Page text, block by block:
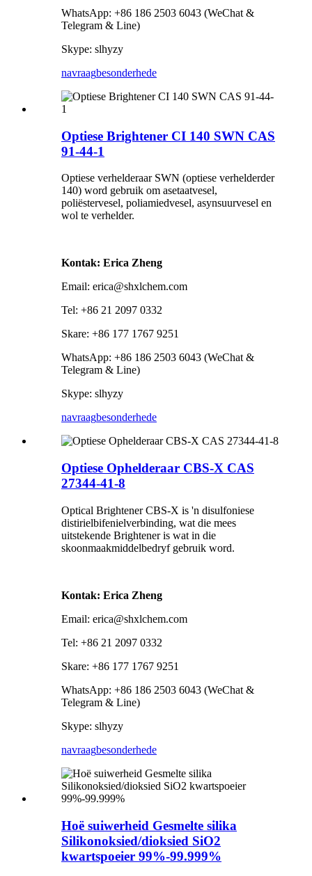
WhatsApp: +86 186 2503 6043 (WeChat &
Telegram & Line)
Skype: slhyzy
navraagbesonderhede
Optiese Brightener CI 140 SWN CAS
91-44-1
Optiese verhelderaar SWN (optiese verhelderder
140) word gebruik om asetaatvesel,
poliëstervesel, poliamiedvesel, asynsuurvesel en
wol te verhelder.
Kontak: Erica Zheng
Email: erica@shxlchem.com
Tel: +86 21 2097 0332
Skare: +86 177 1767 9251
WhatsApp: +86 186 2503 6043 (WeChat &
Telegram & Line)
Skype: slhyzy
navraagbesonderhede
Optiese Ophelderaar CBS-X CAS
27344-41-8
Optical Brightener CBS-X is 'n disulfoniese
distirielbifenielverbinding, wat die mees
uitstekende Brightener is wat in die
skoonmaakmiddelbedryf gebruik word.
Kontak: Erica Zheng
Email: erica@shxlchem.com
Tel: +86 21 2097 0332
Skare: +86 177 1767 9251
WhatsApp: +86 186 2503 6043 (WeChat &
Telegram & Line)
Skype: slhyzy
navraagbesonderhede
Hoë suiwerheid Gesmelte silika
Silikonoksied/dioksied SiO2
kwartspoeier 99%-99.999%